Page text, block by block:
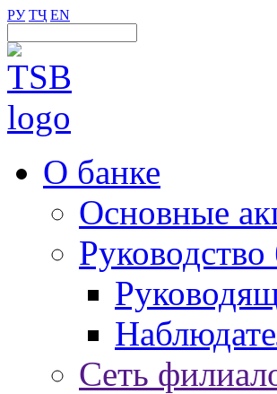
РУ ТҶ EN
О банке
Основные
Руководство
Сеть